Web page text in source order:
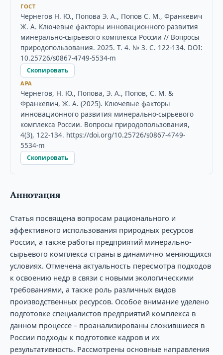
ГОСТ
Чернегов Н. Ю., Попова Э. А., Попов С. М., Франкевич
Ж. А. Ключевые факторы инновационного развития
минерально-сырьевого комплекса России // Вопросы
природопользования. 2025. Т. 4. № 3. С. 122-134. DOI:
10.25726/s0867-4749-5534-m
Скопировать
APA
Чернегов, Н. Ю., Попова, Э. А., Попов, С. М. &
Франкевич, Ж. А. (2025). Ключевые факторы
инновационного развития минерально-сырьевого
комплекса России. Вопросы природопользования,
4(3), 122-134. https://doi.org/10.25726/s0867-4749-
5534-m
Скопировать
Аннотация
Статья посвящена вопросам рационального и
эффективного использования природных ресурсов
России, а также работы предприятий минерально-
сырьевого комплекса страны в динамично меняющихся
условиях. Отмечена актуальность пересмотра подходов
к освоению недр в связи с новыми экологическими
требованиями, а также роль различных видов
производственных ресурсов. Особое внимание уделено
подготовке специалистов предприятий комплекса в
данном процессе – проанализированы сложившиеся в
России подходы к подготовке кадров и их
результативность. Рассмотрены основные направления